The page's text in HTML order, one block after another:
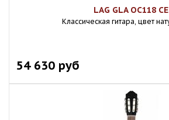
LAG GLA OC118 CE
Классическая гитара, цвет
54 630 руб